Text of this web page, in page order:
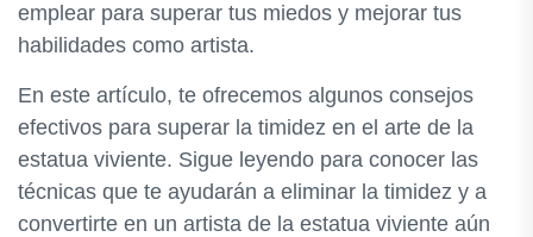
emplear para superar tus miedos y mejorar tus
habilidades como artista.
En este artículo, te ofrecemos algunos consejos
efectivos para superar la timidez en el arte de la
estatua viviente. Sigue leyendo para conocer las
técnicas que te ayudarán a eliminar la timidez y a
convertirte en un artista de la estatua viviente aún